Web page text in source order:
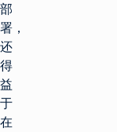
部
署，
还
得
益
于
在